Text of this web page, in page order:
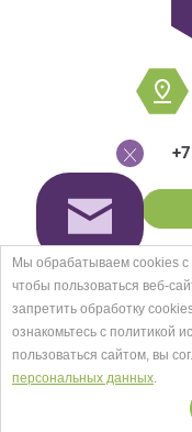
© EVO
Мы обрабатываем cookies с
чтобы пользоваться веб-
запретить обработку
ознакомьтесь с политикой
пользоваться сайтом, вы
персональных данных.